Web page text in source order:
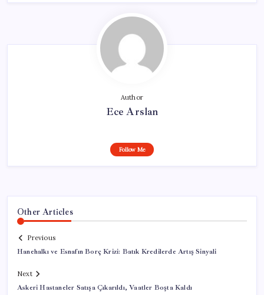
Author
Ece Arslan
Follow Me
Other Articles
Previous
Hanehalkı ve Esnafın Borç Krizi: Batık Kredilerde Artış Sinyali
Next
Askeri Hastaneler Satışa Çıkarıldı, Vaatler Boşta Kaldı